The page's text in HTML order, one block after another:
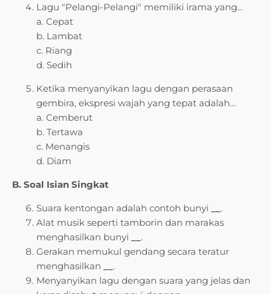
Lagu "Pelangi-Pelangi" memiliki irama yang…
a. Cepat
b. Lambat
c. Riang
d. Sedih
Ketika menyanyikan lagu dengan perasaan
gembira, ekspresi wajah yang tepat adalah…
a. Cemberut
b. Tertawa
c. Menangis
d. Diam
B. Soal Isian Singkat
Suara kentongan adalah contoh bunyi
.
Alat musik seperti tamborin dan marakas
menghasilkan bunyi
.
Gerakan memukul gendang secara teratur
menghasilkan
.
Menyanyikan lagu dengan suara yang jelas dan